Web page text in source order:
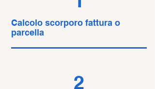
Calcolo scorporo fattura o
parcella
2